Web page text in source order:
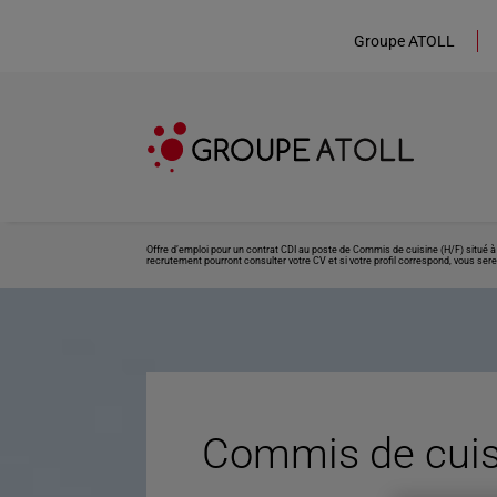
Groupe ATOLL
Offre d’emploi pour un contrat CDI au poste de Commis de cuisine (H/F)
recrutement pourront consulter votre CV et si votre profil correspond, vous
Commis de